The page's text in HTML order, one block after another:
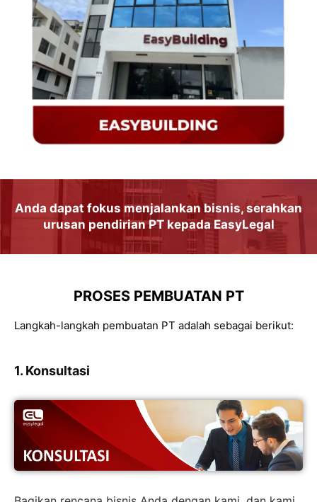
Anda dapat fokus menjalankanbisnis, serahkan
urusan pendirian PT kepada EasyLegal
PROSES PEMBUATAN PT
Langkah-langkah pembuatan PT adalah sebagai berikut:
1. Konsultasi